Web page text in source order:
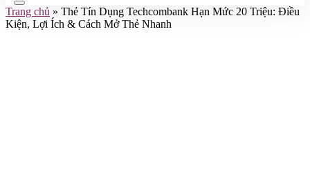
Trang chủ » Thẻ Tín Dụng Techcombank Hạn Mức 20 Triệu: Điều
Kiện, Lợi Ích & Cách Mở Thẻ Nhanh